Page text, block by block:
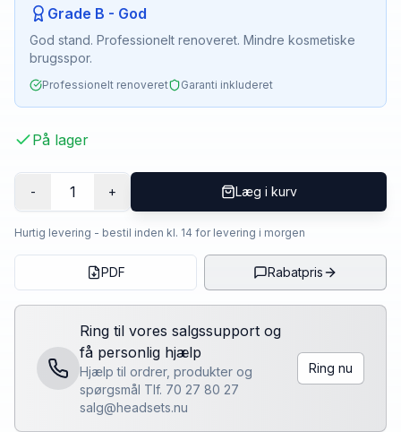
Grade B - God
God stand. Professionelt renoveret. Mindre kosmetiske
brugsspor.
Professionelt renoveret Garanti inkluderet
På lager
- 1 + Læg i kurv
Hurtig levering - bestil inden kl. 14 for levering i morgen
PDF Rabatpris
Ring til vores salgssupport og
få personlig hjælp
Hjælp til ordrer, produkter og
spørgsmål Tlf. 70 27 80 27
salg@headsets.nu
Ring nu